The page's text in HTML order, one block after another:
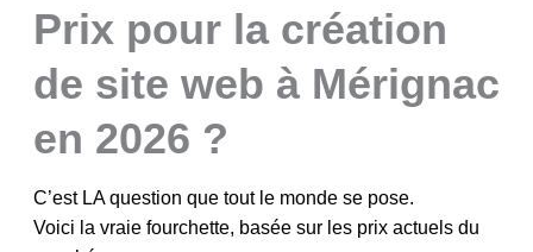
Prix pour la création
de site web à Mérignac
en 2026 ?
C’est LA question que tout le monde se pose.
Voici la vraie fourchette, basée sur les prix actuels du